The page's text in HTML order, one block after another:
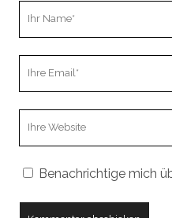
Benachrichtige mich